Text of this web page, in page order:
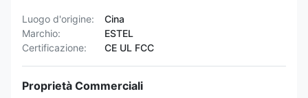
Luogo d'origine:
Cina
Marchio:
ESTEL
Certificazione:
CE UL FCC
Proprietà Commerciali